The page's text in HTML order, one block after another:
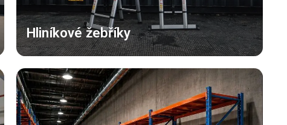
Hliníkové žebříky